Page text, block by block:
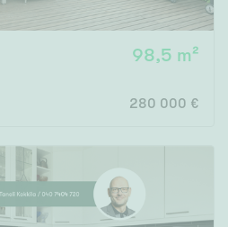
98,5 m²
280 000 €